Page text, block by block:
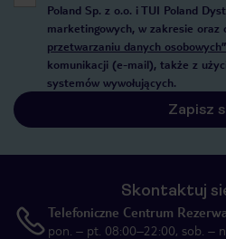
Poland Sp. z o.o. i TUI Poland
marketingowych, w zakresie oraz
przetwarzaniu danych osobowych”
komunikacji (e-mail), także z
systemów wywołujących.
Zapisz
Skontaktuj
Telefoniczne Centrum
pon. – pt. 08:00–22:00, sob. –